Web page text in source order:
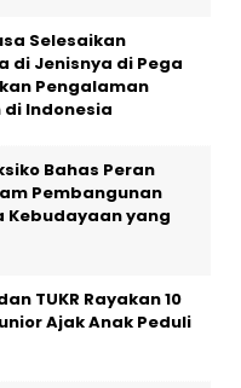
Selesaikan
di Jenisnya di Pega
Pengalaman
Indonesia
Bahas Peran
Pembangunan
Kebudayaan yang
TUKR Rayakan 10
Ajak Anak Peduli